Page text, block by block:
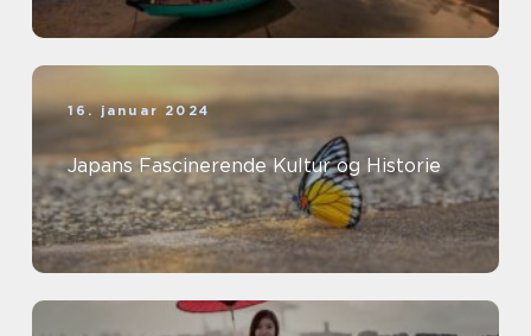
16. januar 2024
Japans Fascinerende Kultur og Historie